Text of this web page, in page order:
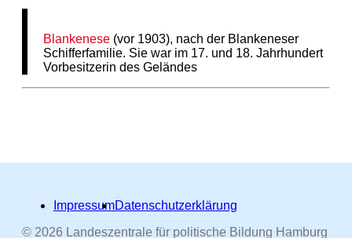
Blankenese (vor 1903), nach der Blankeneser
Schifferfamilie. Sie war im 17. und 18. Jahrhundert
Vorbesitzerin des Geländes
ImpressumDatenschutzerklärung
© 2026 Landeszentrale für politische Bildung Hamburg